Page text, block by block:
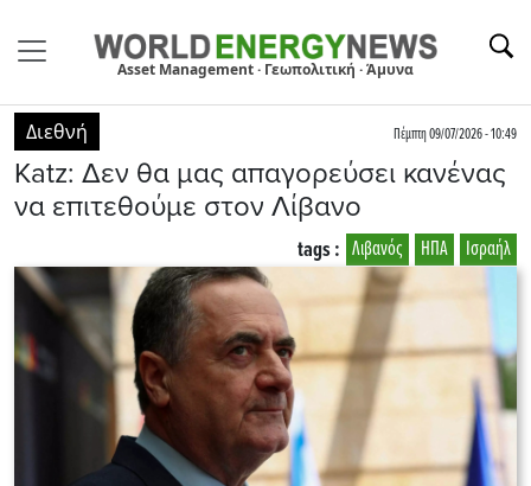
Asset Management · Γεωπολιτική · Άμυνα
Διεθνή Πέμπτη 09/07/2026 - 10:49
Katz: Δεν θα μας απαγορεύσει κανένας
να επιτεθούμε στον Λίβανο
Ισραήλ
ΗΠΑ
Λιβανός
tags :